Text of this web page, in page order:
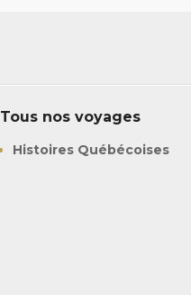
Tous nos voyages
Histoires Québécoises